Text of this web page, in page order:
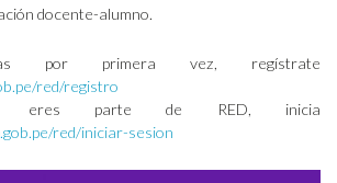
docente-alumno.
por primera vez, regístrate
red/registro
parte de RED, inicia
red/iniciar-sesion